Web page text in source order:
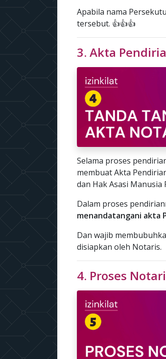
Apabila nama
tersebut. 👍👍👍
3. Akta
Selama proses
membuat Akta
dan Hak Asasi Manusia
Dalam proses
menandatangani akta
Dan wajib
disiapkan oleh Notaris.
4. Proses